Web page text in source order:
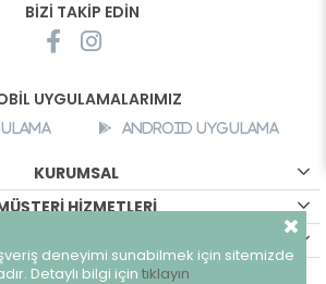
BİZİ TAKİP EDİN
UYGULAMALARIMIZ
Android Uygulama
KURUMSAL
HİZMETLERİ
- Tüm hakları saklıdır.
deneyimi sunabilmek için sitemizde
Detaylı bilgi için tıklayın